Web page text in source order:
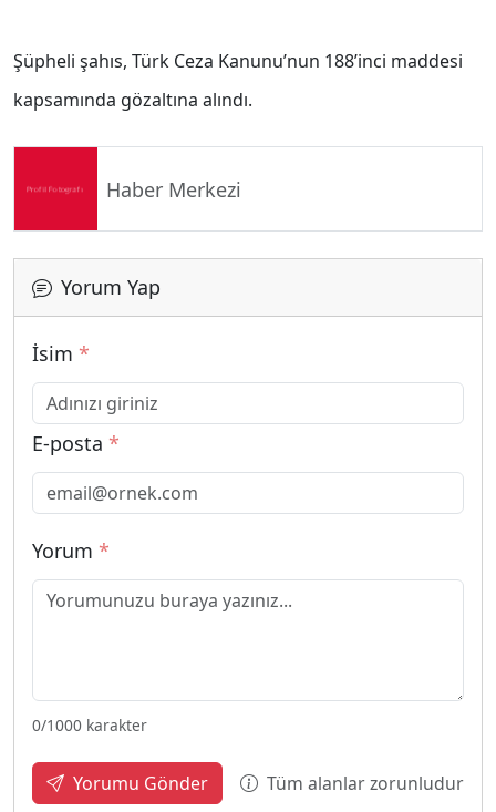
Şüpheli şahıs, Türk Ceza Kanunu’nun 188’inci maddesi
kapsamında gözaltına alındı.
Haber Merkezi
Yorum Yap
İsim *
E-posta *
Yorum *
0/1000 karakter
Yorumu Gönder Tüm alanlar zorunludur